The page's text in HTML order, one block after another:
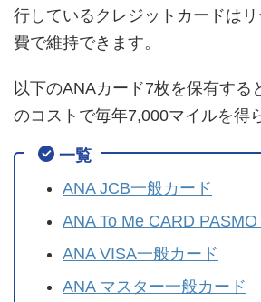
行しているクレジットカードは
費で維持できます。
以下のANAカード7枚を保有する
のコストで毎年7,000マイルを得
一覧
ANA JCB一般カード
ANA To Me CARD PASMO
ANA VISA一般カード
ANA マスター一般カード